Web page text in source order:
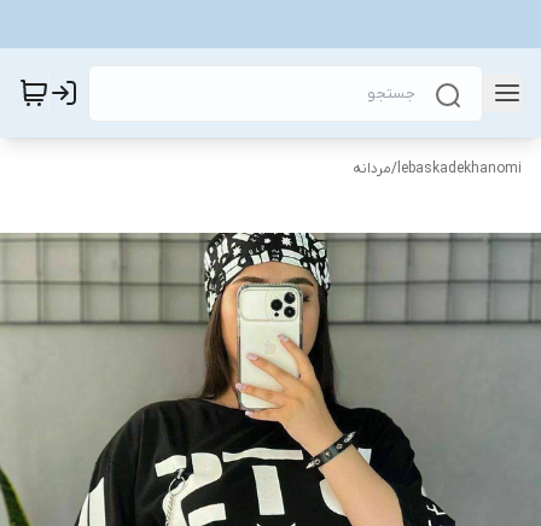
lebaskadekhanomi
/مردانه